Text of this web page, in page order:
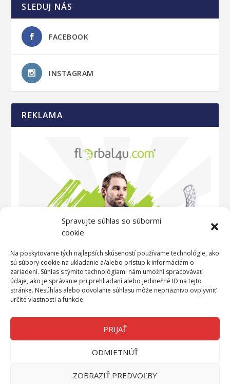
Spravujte súhlas so súbormi
cookie
Na poskytovanie tých najlepších skúseností používame technológie, ako
sú súbory cookie na ukladanie a/alebo prístup k informáciám o
zariadení. Súhlas s týmito technológiami nám umožní spracovávať
údaje, ako je správanie pri prehliadaní alebo jedinečné ID na tejto
stránke. Nesúhlas alebo odvolanie súhlasu môže nepriaznivo ovplyvniť
určité vlastnosti a funkcie.
PRIJAŤ
ODMIETNÚŤ
ZOBRAZIŤ PREDVOĽBY
SLEDUJ NÁS
FACEBOOK
INSTAGRAM
REKLAMA
Elegant Themes| Používa technológiu